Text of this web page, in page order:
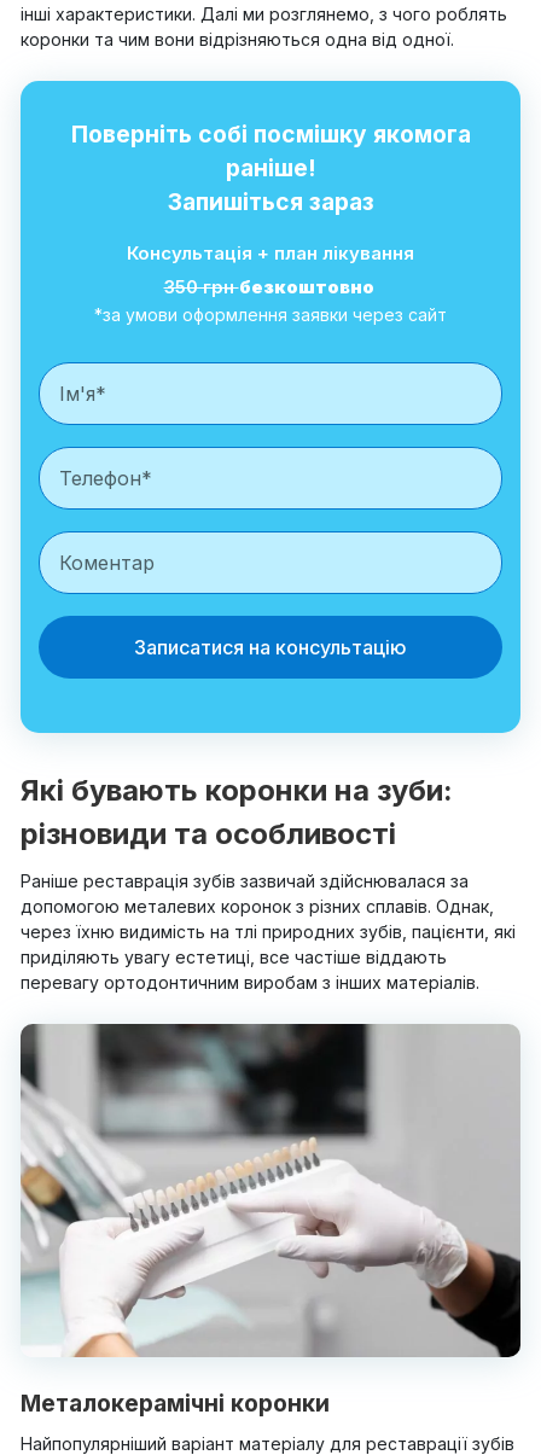
інші характеристики. Далі ми розглянемо, з чого роблять
коронки та чим вони відрізняються одна від одної.
Поверніть собі посмішку якомога
раніше!
Запишіться зараз
Консультація + план лікування
350 грнбезкоштовно
*за умови оформлення заявки через сайт
Записатися на консультацію
Які бувають коронки на зуби:
різновиди та особливості
Раніше реставрація зубів зазвичай здійснювалася за
допомогою металевих коронок з різних сплавів. Однак,
через їхню видимість на тлі природних зубів, пацієнти, які
приділяють увагу естетиці, все частіше віддають
перевагу ортодонтичним виробам з інших матеріалів.
Металокерамічні коронки
Найпопулярніший варіант матеріалу для реставрації зубів